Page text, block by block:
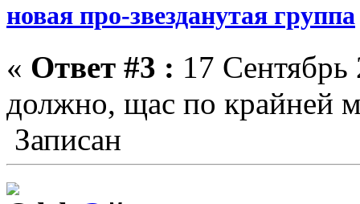
новая про-звезданутая группа
« Ответ #3 : 17
должно, щас по крайней
Записан